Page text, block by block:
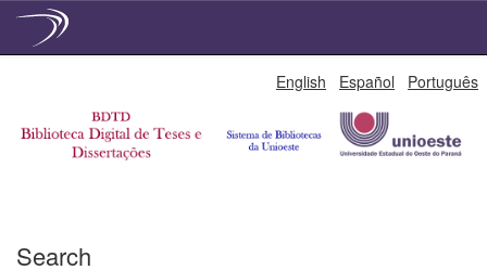
English Español Português
Search